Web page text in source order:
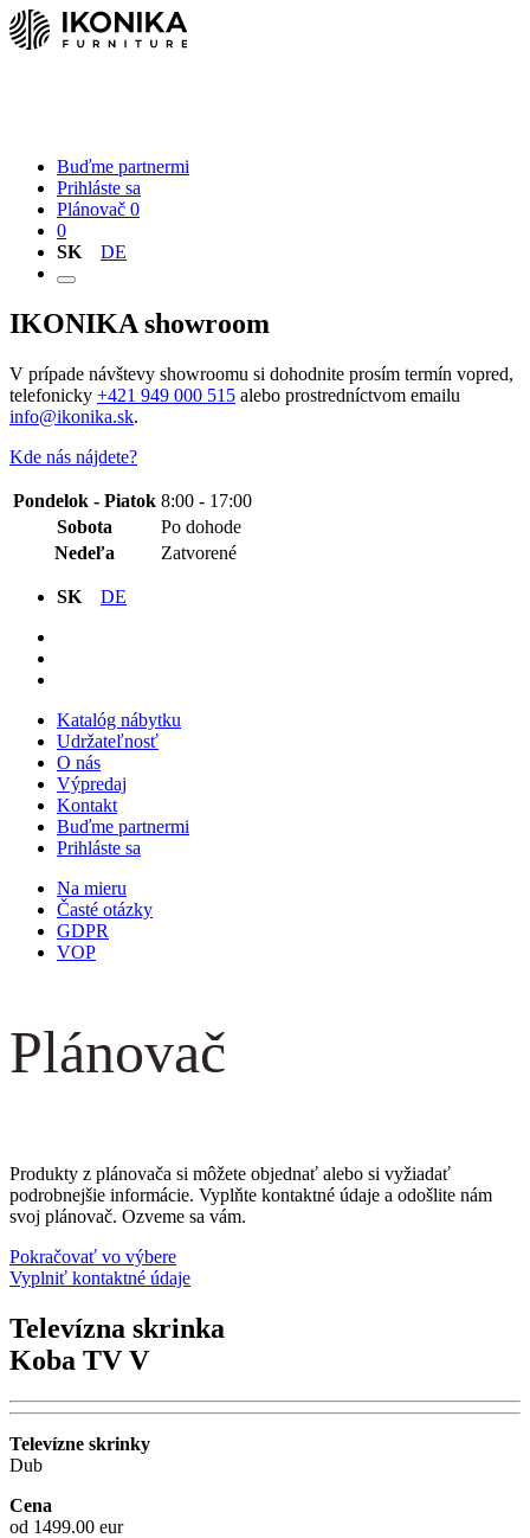
Buďme partnermi
Prihláste sa
Plánovač 0
0
SK
DE
IKONIKA showroom
V prípade návštevy showroomu si dohodnite prosím termín vopred,
telefonicky +421 949 000 515 alebo prostredníctvom emailu
info@ikonika.sk.
Kde nás nájdete?
Pondelok - Piatok 8:00 - 17:00
Sobota
Po dohode
Nedeľa
Zatvorené
SK DE
Katalóg nábytku
Udržateľnosť
O nás
Výpredaj
Kontakt
Buďme partnermi
Prihláste sa
Na mieru
Časté otázky
GDPR
VOP
Plánovač
Produkty z plánovača si môžete objednať alebo si vyžiadať
podrobnejšie informácie. Vyplňte kontaktné údaje a odošlite nám
svoj plánovač. Ozveme sa vám.
Pokračovať vo výbere
Vyplniť kontaktné údaje
Televízna skrinka
Koba TV V
Televízne skrinky
Dub
Cena
od 1499.00 eur